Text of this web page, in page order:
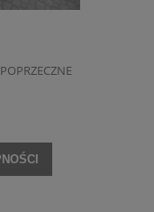
FORD MONDEO MK5
PÓŁKA BAGAŻNIKA